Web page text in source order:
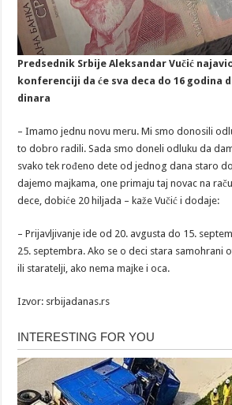
Predsednik Srbije Aleksandar Vučić
konferenciji da će sva deca do 16 godina
dinara
– Imamo jednu novu meru. Mi smo donosili
to dobro radili. Sada smo doneli odluku da
svako tek rođeno dete od jednog dana staro
dajemo majkama, one primaju taj novac na
dece, dobiće 20 hiljada – kaže Vučić i dodaje:
– Prijavljivanje ide od 20. avgusta do 15.
25. septembra. Ako se o deci stara samohrani
ili staratelji, ako nema majke i oca.
Izvor: srbijadanas.rs